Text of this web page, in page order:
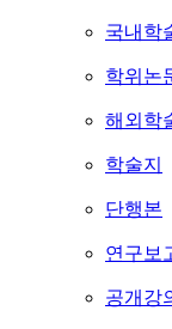
국내학
학위논
해외학
학술지
단행본
연구보
공개강